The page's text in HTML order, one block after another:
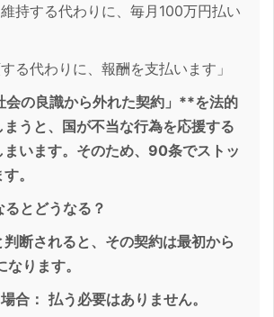
維持する代わりに、毎月100万円払い
る代わりに、報酬を支払います」
会の良識から外れた契約」**を法的
うと、国が不当な行為を応援する
まいます。そのため、90条でストッ
。
るとどうなる？
断されると、その契約は最初から
ります。
合： 払う必要はありません。